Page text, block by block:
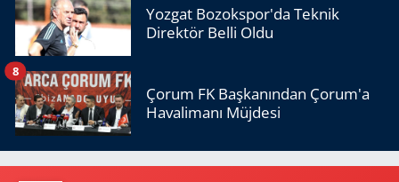
Yozgat Bozokspor'da Teknik
Direktör Belli Oldu
Çorum FK Başkanından Çorum'a
Havalimanı Müjdesi
8